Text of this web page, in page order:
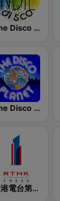
The Disco Paradise - Indie Disco
The Disco Planet
香港電台第一台 RTHK Radio 1